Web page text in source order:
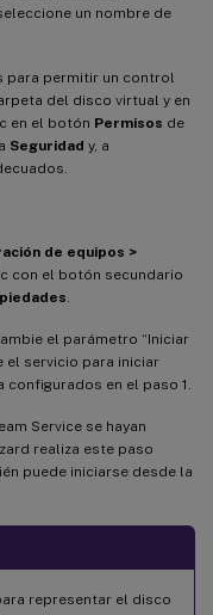
un nombre de
para permitir un control
del disco virtual y en
en el botón Permisos de
Seguridad y, a
de equipos >
con el botón secundario
el parámetro “Iniciar
el servicio para iniciar
en el paso 1.
Service se hayan
realiza este paso
puede iniciarse desde la
representar el disco